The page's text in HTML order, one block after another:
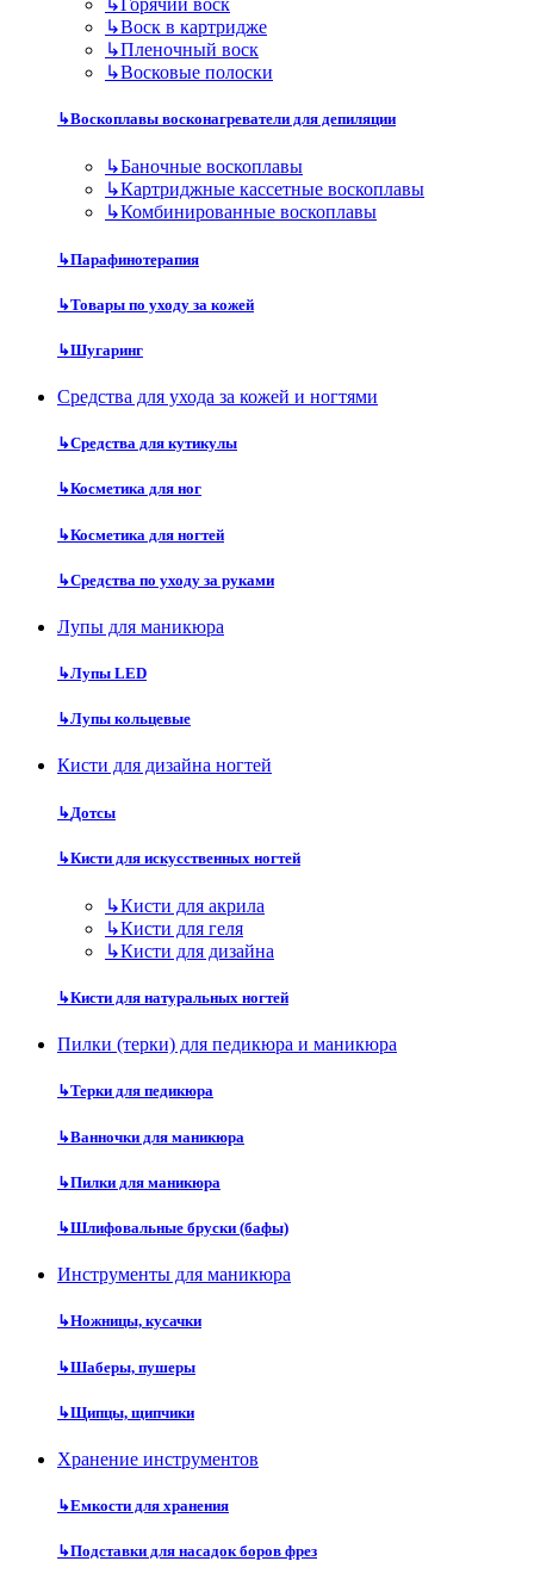
↳ Горячий воск
↳Воск в картридже
↳Пленочный воск
↳Восковые полоски
↳Воскоплавы восконагреватели для депиляции
↳Баночные воскоплавы
↳Картриджные кассетные воскоплавы
↳Комбинированные воскоплавы
↳Парафинотерапия
↳Товары по уходу за кожей
↳Шугаринг
Средства для ухода за кожей и ногтями
↳Средства для кутикулы
↳Косметика для ног
↳Косметика для ногтей
↳Средства по уходу за руками
Лупы для маникюра
↳Лупы LED
↳Лупы кольцевые
Кисти для дизайна ногтей
↳Дотсы
↳Кисти для искусственных ногтей
↳Кисти для акрила
↳Кисти для геля
↳Кисти для дизайна
↳Кисти для натуральных ногтей
Пилки (терки) для педикюра и маникюра
↳Терки для педикюра
↳Ванночки для маникюра
↳Пилки для маникюра
↳Шлифовальные бруски (бафы)
Инструменты для маникюра
↳Ножницы, кусачки
↳Шаберы, пушеры
↳Щипцы, щипчики
Хранение инструментов
↳Емкости для хранения
↳Подставки для насадок боров фрез